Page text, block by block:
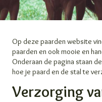
Op deze paarden website
paarden en ook mooie en
Onderaan de pagina staan
hoe je paard en de stal te
Verzorging